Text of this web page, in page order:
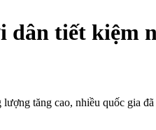
dân tiết kiệm
tăng cao, nhiều quốc gia